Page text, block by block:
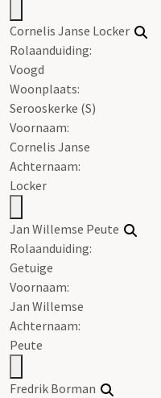
Cornelis Janse Locker
Rolaanduiding:
Voogd
Woonplaats:
Serooskerke (S)
Voornaam:
Cornelis Janse
Achternaam:
Locker
Jan Willemse Peute
Rolaanduiding:
Getuige
Voornaam:
Jan Willemse
Achternaam:
Peute
Fredrik Borman